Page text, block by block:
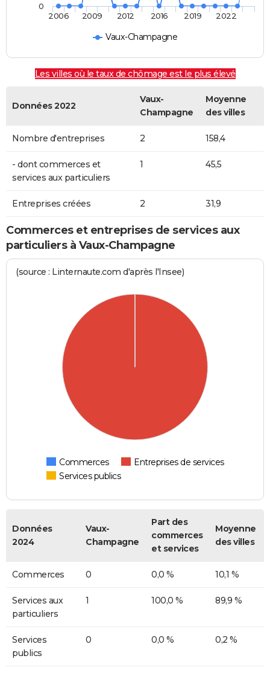
Vaux-Champagne
2006 2009 2012 2016 2019 2022
0
Les villes où le taux de chômage est le plus élevé
Données 2022
Vaux-
Champagne
Moyenne
des villes
Nombre d'entreprises 2 158,4
- dont commerces et
services aux particuliers
1 45,5
Entreprises créées 2 31,9
Commerces et entreprises de services aux
particuliers à Vaux-Champagne
(source : Linternaute.com d'après l'Insee)
Commerces
Entreprises de services
Services publics
Données
2024
Vaux-
Champagne
Part des
commerces
et services
Moyenne
des villes
Commerces 0 0,0 % 10,1 %
Services aux
particuliers
1 100,0 % 89,9 %
Services
publics
0 0,0 % 0,2 %